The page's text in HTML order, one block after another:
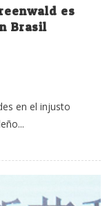
es
Brasil
en el injusto